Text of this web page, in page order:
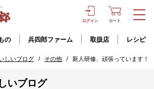
ログイン カート
の 兵四郎ファーム 取扱店 レシピ
しいブログ / その他 / 新人研修、頑張っています！
いブログ